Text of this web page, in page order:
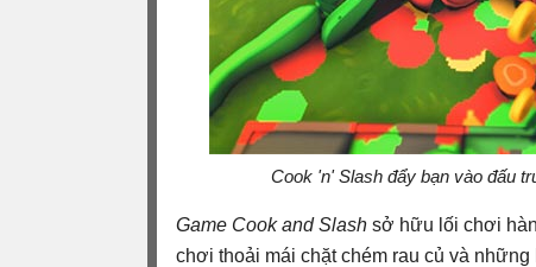
Cook 'n' Slash đẩy bạn vào đấu
Game Cook and Slash sở hữu lối chơi
chơi thoải mái chặt chém rau củ và